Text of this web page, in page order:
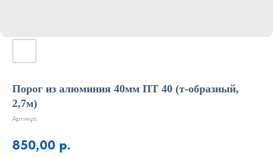
Порог из алюминия 40мм ПТ 40 (т-образный,
2,7м)
Артикул:
850,00 р.